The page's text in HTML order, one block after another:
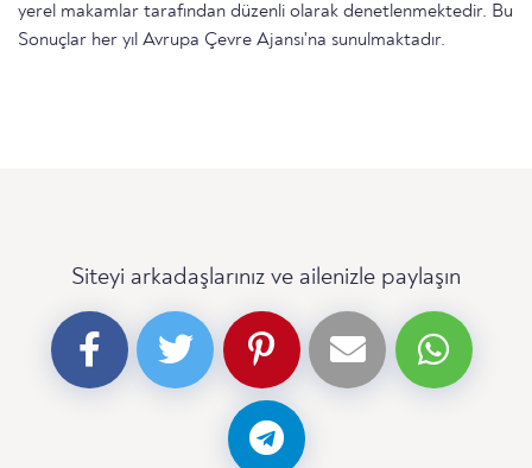
yerel makamlar tarafından düzenli olarak denetlenmektedir. Bu
Sonuçlar her yıl Avrupa Çevre Ajansı'na sunulmaktadır.
Siteyi arkadaşlarınız ve ailenizle paylaşın